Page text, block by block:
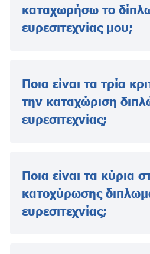
καταχωρήσω το
ευρεσιτεχνίας μου;
Ποια είναι τα τρία
την καταχώριση
ευρεσιτεχνίας;
Ποια είναι τα κύρια
κατοχύρωσης
ευρεσιτεχνίας;